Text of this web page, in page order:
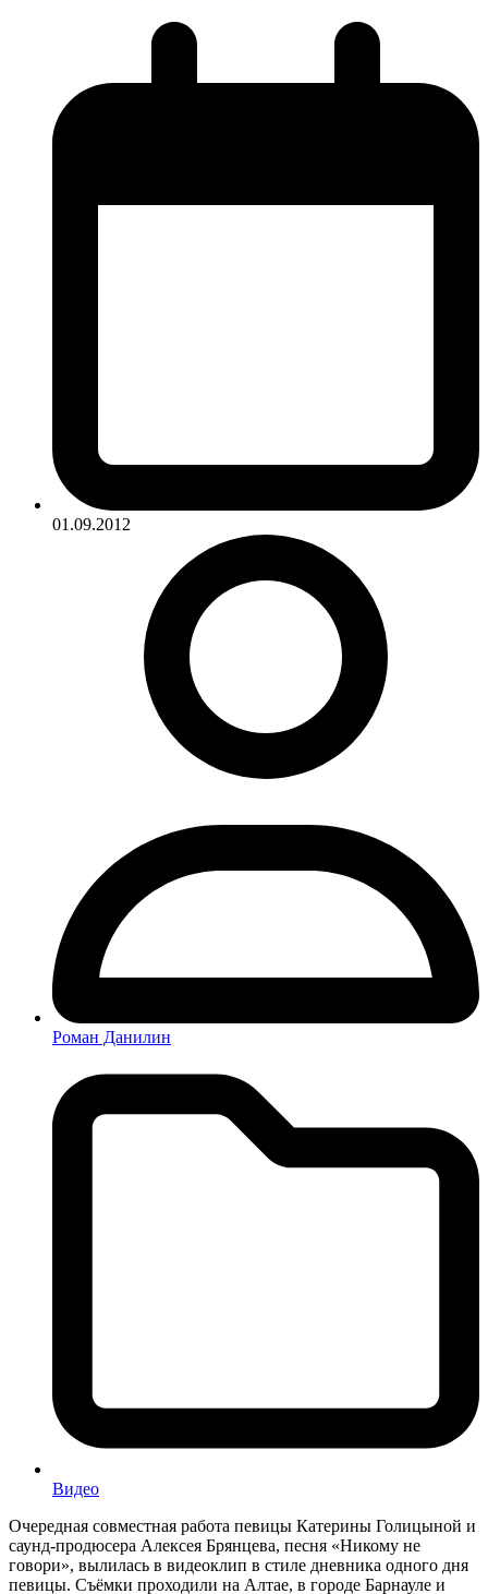
01.09.2012
Роман Данилин
Видео
Очередная совместная работа певицы Катерины Голицыной и
саунд-продюсера Алексея Брянцева, песня «Никому не
говори», вылилась в видеоклип в стиле дневника одного дня
певицы. Съёмки проходили на Алтае, в городе Барнауле и